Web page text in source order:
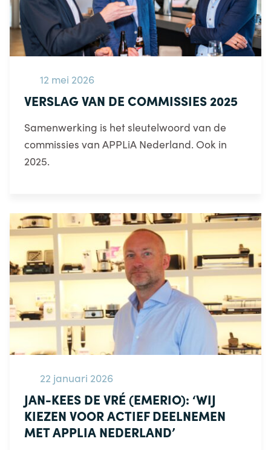
12 mei 2026
VERSLAG VAN DE COMMISSIES 2025
Samenwerking is het sleutelwoord van de
commissies van APPLiA Nederland. Ook in
2025.
22 januari 2026
JAN-KEES DE VRÉ (EMERIO): ‘WIJ
KIEZEN VOOR ACTIEF DEELNEMEN
MET APPLIA NEDERLAND’